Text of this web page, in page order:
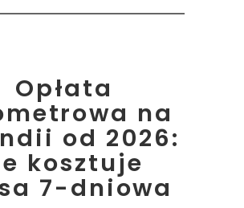
Opłata
na
od 2026:
kosztuje
7-dniowa